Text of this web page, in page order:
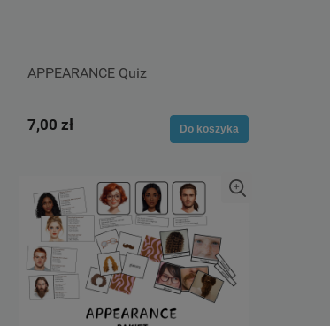
APPEARANCE Quiz
7,00 zł Do koszyka